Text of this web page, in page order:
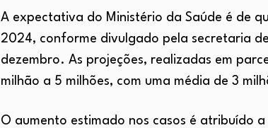
A expectativa do Ministério da Saúde é de
2024, conforme divulgado pela secretaria
dezembro. As projeções, realizadas em
milhão a 5 milhões, com uma média de 3
O aumento estimado nos casos é atribuído